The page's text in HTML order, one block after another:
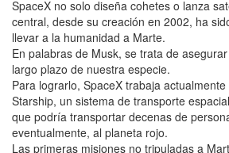
SpaceX no solo diseña cohetes o lanza
central, desde su creación en 2002, ha
llevar a la humanidad a Marte.
En palabras de Musk, se trata de
largo plazo de nuestra especie.
Para lograrlo, SpaceX trabaja
Starship, un sistema de transporte
que podría transportar decenas de
eventualmente, al planeta rojo.
Las primeras misiones no tripuladas a